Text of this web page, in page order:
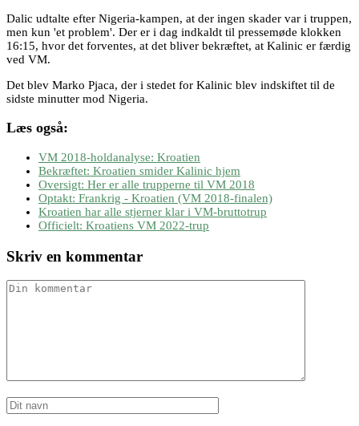
Dalic udtalte efter Nigeria-kampen, at der ingen skader var i truppen,
men kun 'et problem'. Der er i dag indkaldt til pressemøde klokken
16:15, hvor det forventes, at det bliver bekræftet, at Kalinic er færdig
ved VM.
Det blev Marko Pjaca, der i stedet for Kalinic blev indskiftet til de
sidste minutter mod Nigeria.
Læs også:
VM 2018-holdanalyse: Kroatien
Bekræftet: Kroatien smider Kalinic hjem
Oversigt: Her er alle trupperne til VM 2018
Optakt: Frankrig - Kroatien (VM 2018-finalen)
Kroatien har alle stjerner klar i VM-bruttotrup
Officielt: Kroatiens VM 2022-trup
Skriv en kommentar